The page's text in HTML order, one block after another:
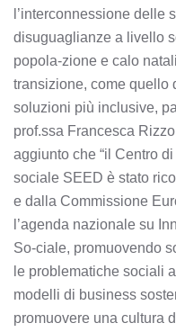
l’interconnessione delle
disuguaglianze a livello
popola-zione e calo
transizione, come quello
soluzioni più inclusive,
prof.ssa Francesca
aggiunto che “il Centro
sociale SEED è stato
e dalla Commissione
l’agenda nazionale su
So-ciale, promuovendo
le problematiche sociali
modelli di business
promuovere una cultura